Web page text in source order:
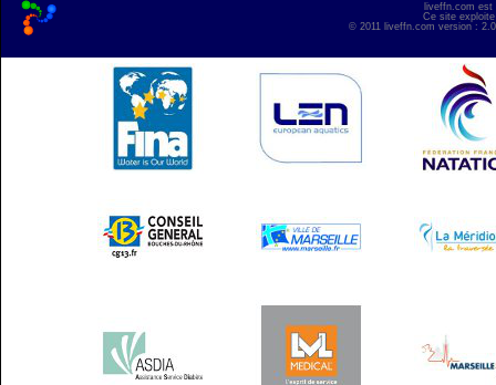
liveffn.com est
Ce site
© 2011 liveffn.com version :